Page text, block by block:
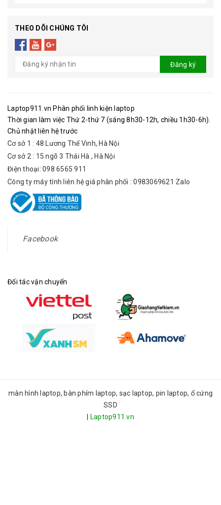
THEO DÕI CHÚNG TÔI
Đăng ký
Laptop911.vn Phân phối linh kiện laptop
Thời gian làm việc Thứ 2-thứ 7 (sáng 8h30-12h, chiều 1h30-6h).
Chủ nhật liên hệ trước
Cơ sở 1 : 48 Lương Thế Vinh, Hà Nội
Cơ sở 2 : 15 ngõ 3 Thái Hà , Hà Nội
Điện thoại: 098 6565 911
Công ty máy tính liên hệ giá phân phối : 0983069621 Zalo
Facebook
Đối tác vận chuyển
màn hình laptop, bàn phím laptop, sạc laptop, pin laptop, ổ cứng
SSD
Laptop911.vn